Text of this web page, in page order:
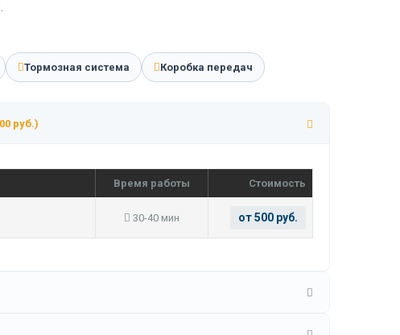
Тормозная система Коробка передач
руб.)
Время работы Стоимость
30-40 мин от 500 руб.